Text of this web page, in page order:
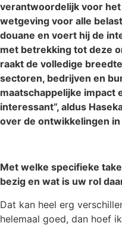
verantwoordelijk voor
wetgeving voor alle
douane en voert hij de
met betrekking tot deze
raakt de volledige
sectoren, bedrijven en
maatschappelijke impact
interessant”, aldus
over de ontwikkelingen
Met welke specifieke
bezig en wat is uw rol
Dat kan heel erg
helemaal goed, dan hoef